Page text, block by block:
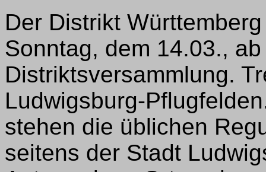
Der Distrikt
Sonntag, dem 14.03.,
Distriktsversammlung.
Ludwigsburg-
stehen die üblichen
seitens der Stadt